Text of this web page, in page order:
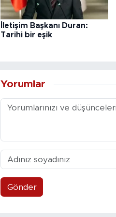
İletişim Başkanı Duran:
Tarihi bir eşik
Yorumlar
Gönder